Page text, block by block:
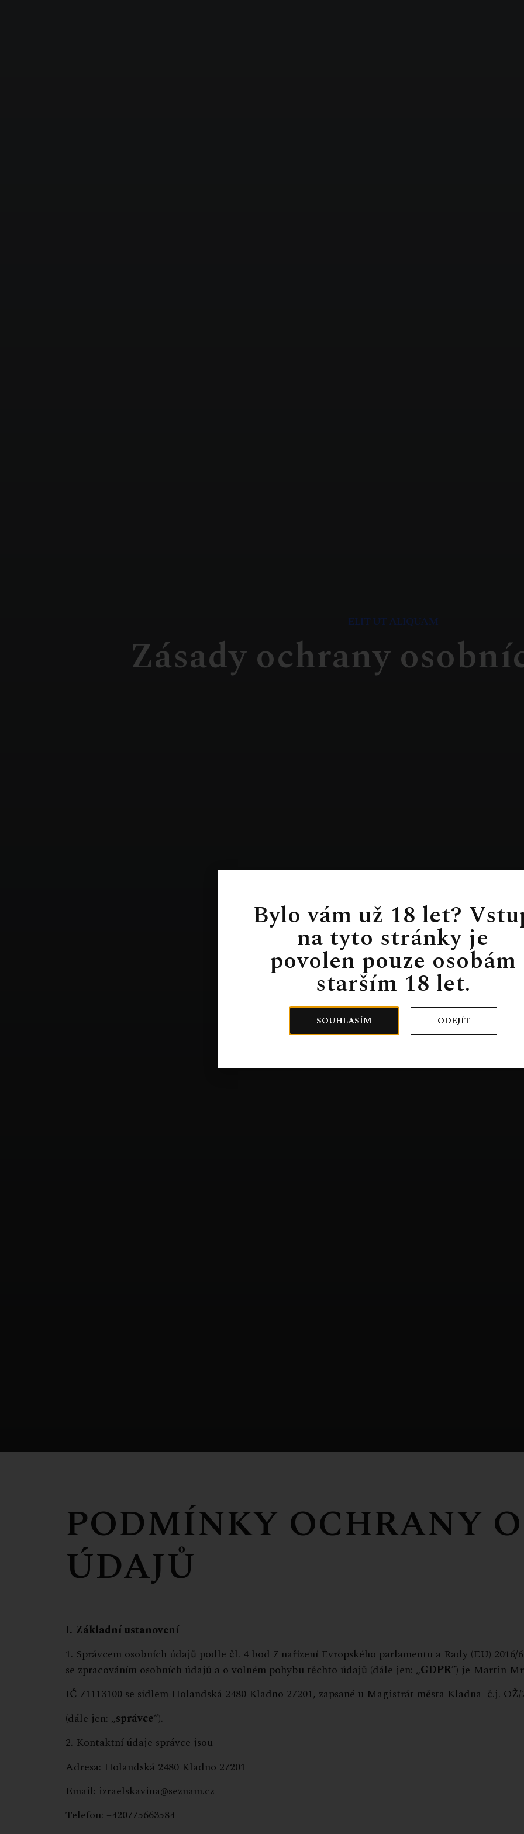
ELIT UT ALIQUAM
Zásady ochrany
PODMÍNKY OCHRANY
ÚDAJŮ
I. Základní ustanovení
1. Správcem osobních údajů podle čl. 4 bod 7 nařízení Evropského parlamentu a Rady (EU)
se zpracováním osobních údajů a o volném pohybu těchto údajů (dále jen: „GDPR”) je Martin
IČ 71113100 se sídlem Holandská 2480 Kladno 27201, zapsané u Magistrát města Kladna
(dále jen: „správce“).
2. Kontaktní údaje správce jsou
Adresa: Holandská 2480 Kladno 27201
Email: izraelskavina@seznam.cz
Telefon: +420775663584
Bylo vám už 18 let?
na tyto stránky je
povolen pouze osobám
starším 18 let.
SOUHLASÍM ODEJÍT